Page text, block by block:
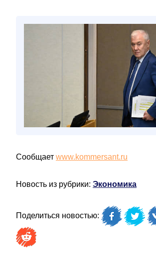
Сообщает www.kommersant.ru
Новость из рубрики: Экономика
Поделиться новостью: